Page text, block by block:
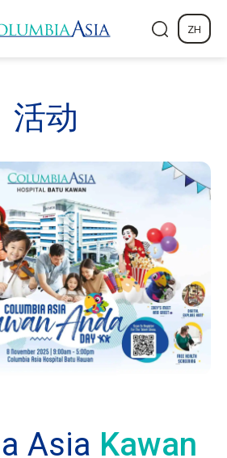
ZH
活动
Asia Kawan